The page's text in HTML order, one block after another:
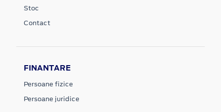
Stoc
Contact
FINANTARE
Persoane fizice
Persoane juridice